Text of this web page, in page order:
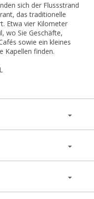
sich der Flussstrand
das traditionelle
Etwa vier Kilometer
wo Sie Geschäfte,
sowie ein kleines
Kapellen finden.